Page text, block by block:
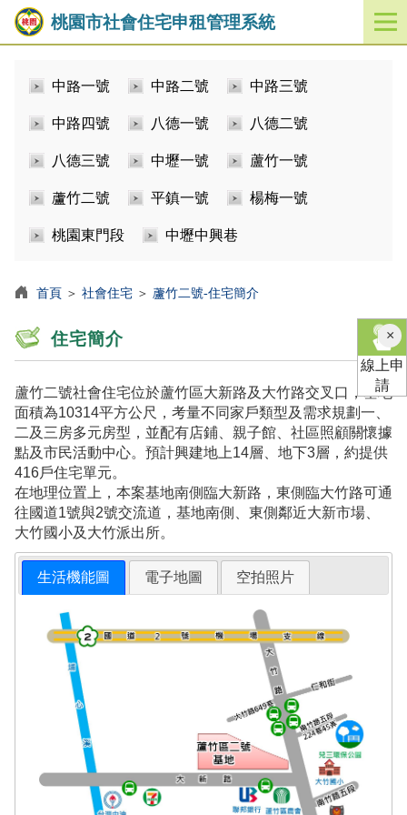
桃園市社會住宅申租管理系統
開
啟
中路一號 中路二號 中路三號
中路四號 八德一號 八德二號
八德三號 中壢一號 蘆竹一號
蘆竹二號 平鎮一號 楊梅一號
桃園東門段 中壢中興巷
首頁 ＞ 社會住宅 ＞ 蘆竹二號-住宅簡介
住宅簡介
蘆竹二號社會住宅位於蘆竹區大新路及大竹路交叉口，基地
面積為10314平方公尺，考量不同家戶類型及需求規劃一、
二及三房多元房型，並配有店鋪、親子館、社區照顧關懷據
點及市民活動中心。預計興建地上14層、地下3層，約提供
416戶住宅單元。
在地理位置上，本案基地南側臨大新路，東側臨大竹路可通
往國道1號與2號交流道，基地南側、東側鄰近大新市場、
大竹國小及大竹派出所。
生活機能圖 電子地圖 空拍照片
×關
閉
線上申
請